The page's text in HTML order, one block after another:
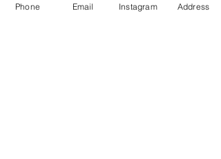
Phone Email Instagram Address